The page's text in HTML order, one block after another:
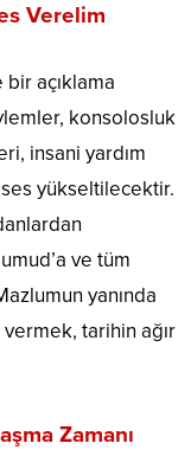
Verelim
açıklama
konsolosluk
insani yardım
yükseltilecektir.
ve tüm
yanında
tarihin ağır
Zamanı